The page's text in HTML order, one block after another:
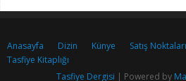
Anasayfa Dizin Künye Satış Noktaları
Tasfiye Kitaplığı
Tasfiye Dergisi | Powered by